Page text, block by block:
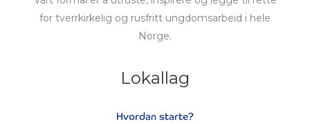
for tverrkirkelig og rusfritt ungdomsarbeid i hele
Norge.
Lokallag
Hvordan starte?